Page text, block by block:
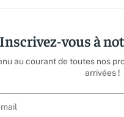
Inscrivez-vous à
au courant de toutes nos
arrivées !